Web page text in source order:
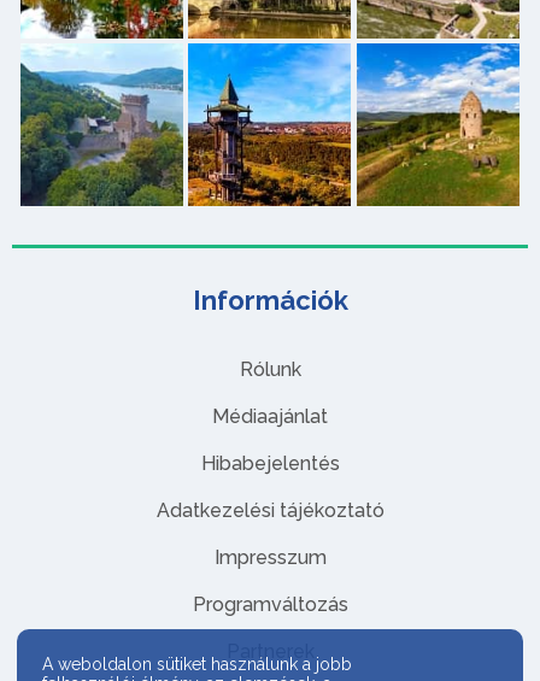
Információk
Rólunk
Médiaajánlat
Hibabejelentés
Adatkezelési tájékoztató
Impresszum
Programváltozás
Partnerek
A weboldalon sütiket használunk a jobb